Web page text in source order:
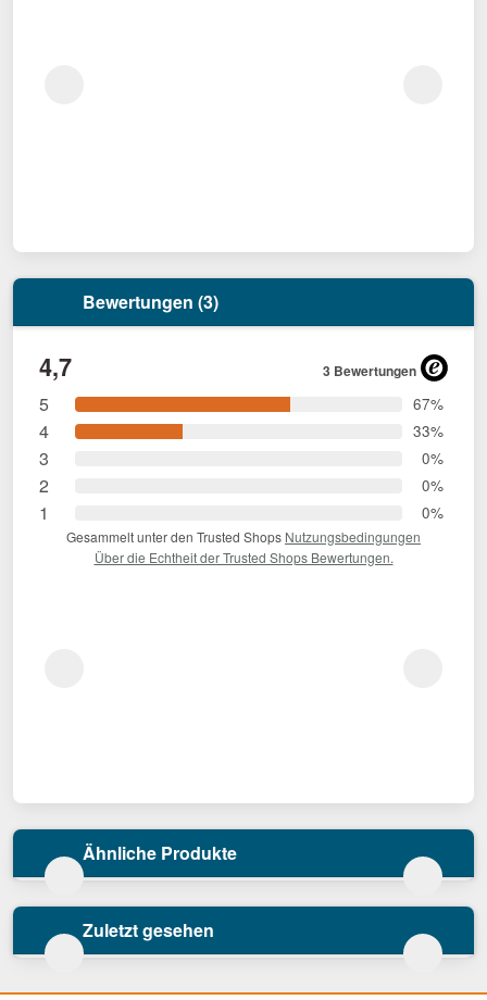
Bewertungen (3)
4,7 3 Bewertungen
5 67%
4 33%
3 0%
2 0%
1 0%
Gesammelt unter den Trusted Shops Nutzungsbedingungen
Über die Echtheit der Trusted Shops Bewertungen.
Ähnliche Produkte
Zuletzt gesehen